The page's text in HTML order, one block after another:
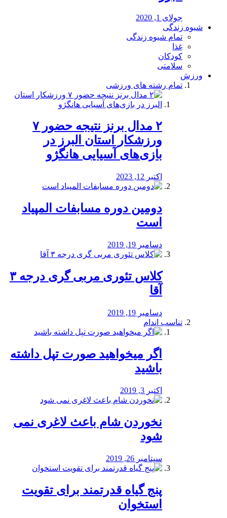
جولای 1, 2020
شیوه زندگی
تمام شیوه زندگی
غذا
کودکان
سلامتی
ورزش
تمام رشته های ورزشی
۲ مدال برنز نتیجه حضور ۷
ورزشکار استان البرز در
بازی‌های آسیایی هانگژو
اکتبر 12, 2023
دومین دوره مسابفات المپیاد
است
دسامبر 19, 2019
کلاس تئوری مربی گری درجه ۳
آقا
دسامبر 19, 2019
تناسب اندام
اگر میخواهید صورت تپل داشته
باشید
اکتبر 3, 2019
نخوردن شام باعث لاغری نمی
‌شود
سپتامبر 26, 2019
پنج گیاه قدرتمند برای تقویت
استخوان